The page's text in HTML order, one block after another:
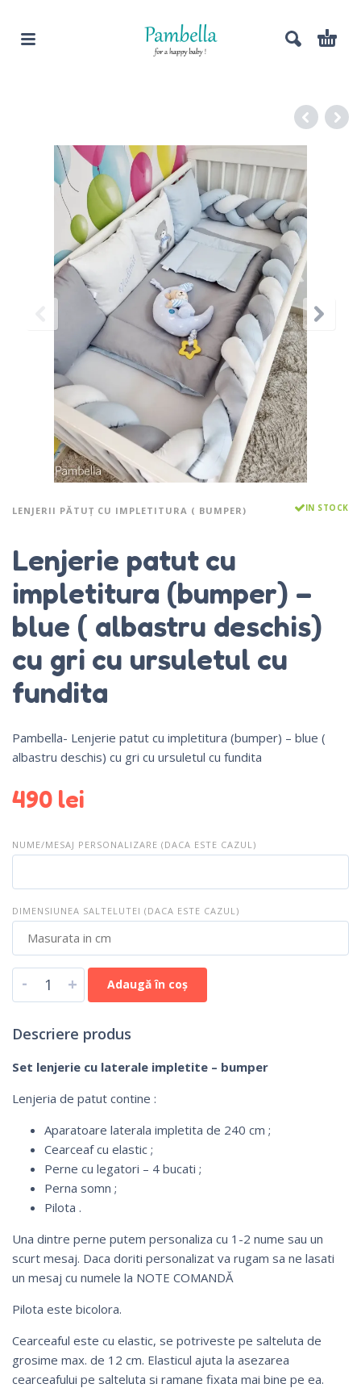
LENJERII PĂTUȚ CU IMPLETITURA ( BUMPER) IN STOCK
Lenjerie patut cu
impletitura (bumper) –
blue ( albastru deschis)
cu gri cu ursuletul cu
fundita
Pambella- Lenjerie patut cu impletitura (bumper) – blue (
albastru deschis) cu gri cu ursuletul cu fundita
490 lei
NUME/MESAJ PERSONALIZARE (DACA ESTE CAZUL)
DIMENSIUNEA SALTELUTEI (DACA ESTE CAZUL)
- + Adaugă în coș
Descriere produs
Set lenjerie cu laterale impletite – bumper
Lenjeria de patut contine :
Aparatoare laterala impletita de 240 cm ;
Cearceaf cu elastic ;
Perne cu legatori – 4 bucati ;
Perna somn ;
Pilota .
Una dintre perne putem personaliza cu 1-2 nume sau un
scurt mesaj. Daca doriti personalizat va rugam sa ne lasati
un mesaj cu numele la NOTE COMANDĂ
Pilota este bicolora.
Cearceaful este cu elastic, se potriveste pe salteluta de
grosime max. de 12 cm. Elasticul ajuta la asezarea
cearceafului pe salteluta si ramane fixata mai bine pe ea.